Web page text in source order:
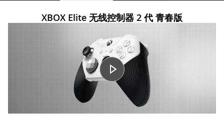
XBOX Elite 无线控制器 2 代 青春版